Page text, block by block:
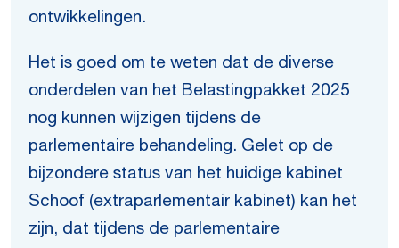
ontwikkelingen.
Het is goed om te weten dat de diverse
onderdelen van het Belastingpakket 2025
nog kunnen wijzigen tijdens de
parlementaire behandeling. Gelet op de
bijzondere status van het huidige kabinet
Schoof (extraparlementair kabinet) kan het
zijn, dat tijdens de parlementaire